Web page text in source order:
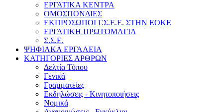
ΕΡΓΑΤΙΚΑ ΚΕΝΤΡΑ
ΟΜΟΣΠΟΝΔΙΕΣ
ΕΚΠΡΟΣΩΠΟΙ Γ.Σ.Ε.Ε. ΣΤΗΝ ΕΟΚΕ
ΕΡΓΑΤΙΚΗ ΠΡΩΤΟΜΑΓΙΑ
Σ.Σ.Ε.
ΨΗΦΙΑΚΑ ΕΡΓΑΛΕΙΑ
ΚΑΤΗΓΟΡΙΕΣ ΑΡΘΡΩΝ
Δελτία Τύπου
Γενικά
Γραμματείες
Εκδηλώσεις - Κινητοποιήσεις
Νομικά